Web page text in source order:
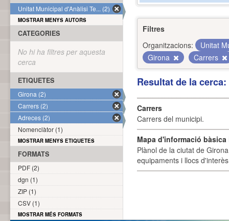
Filtres
Organitzacions:
Unitat
Girona
Carrers
Resultat de la
Carrers
Carrers del municipi.
Mapa d'informació
Plànol de la ciutat de
equipaments i llocs
Unitat Municipal d'Anàlisi Te... (2)
MOSTRAR MENYS AUTORS
CATEGORIES
No hi ha filtres per aquesta
cerca
ETIQUETES
Girona (2)
Carrers (2)
Adreces (2)
Nomenclàtor (1)
MOSTRAR MENYS ETIQUETES
FORMATS
PDF (2)
dgn (1)
ZIP (1)
CSV (1)
MOSTRAR MÉS FORMATS